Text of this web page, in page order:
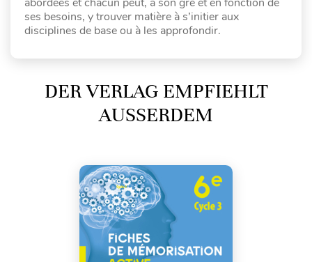
abordées et chacun peut, à son gré et en fonction de
ses besoins, y trouver matière à s’initier aux
disciplines de base ou à les approfondir.
DER VERLAG EMPFIEHLT
AUSSERDEM